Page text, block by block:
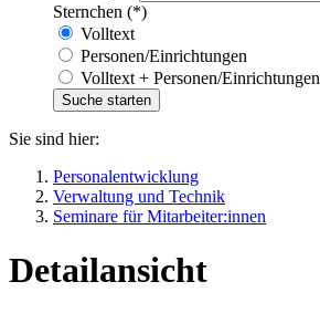
Sternchen (*)
Volltext
Personen/Einrichtungen
Volltext + Personen/Einrichtungen
Sie sind hier:
Personalentwicklung
Verwaltung und Technik
Seminare für Mitarbeiter:innen
Detailansicht